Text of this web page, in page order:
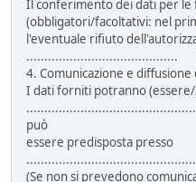
Il conferimento dei dati per le
(obbligatori/facoltativi: nel
l'eventuale rifiuto
..........................................
4. Comunicazione e diffusione
I dati forniti potranno (essere/
può
essere predisposta presso
(Se non si prevedono